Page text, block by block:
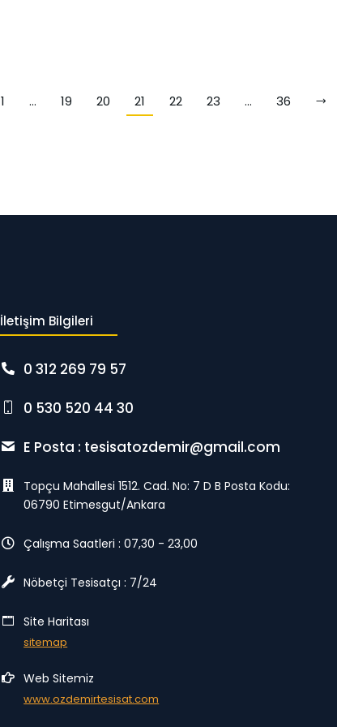
1 … 19 20 21 22 23 … 36
İletişim Bilgileri
0 312 269 79 57
0 530 520 44 30
E Posta : tesisatozdemir@gmail.com
Topçu Mahallesi 1512. Cad. No: 7 D B Posta Kodu:
06790 Etimesgut/Ankara
Çalışma Saatleri : 07,30 - 23,00
Nöbetçi Tesisatçı : 7/24
Site Haritası
sitemap
Web Sitemiz
www.ozdemirtesisat.com